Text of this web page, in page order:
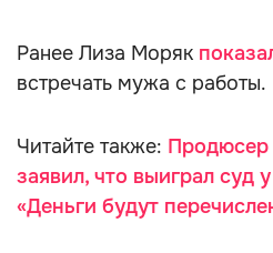
Ранее Лиза Моряк
встречать мужа с работы.
Читайте также: Продюсер
заявил, что выиграл суд
«Деньги будут